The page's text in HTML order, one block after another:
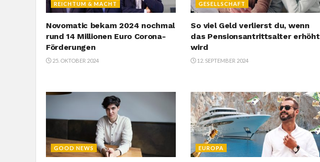
REICHTUM & MACHT
Novomatic bekam 2024 nochmal
rund 14 Millionen Euro Corona-
Förderungen
25. OKTOBER 2024
GESELLSCHAFT
So viel Geld verlierst du, wenn
das Pensionsantrittsalter erhöht
wird
12. SEPTEMBER 2024
GOOD NEWS EUROPA